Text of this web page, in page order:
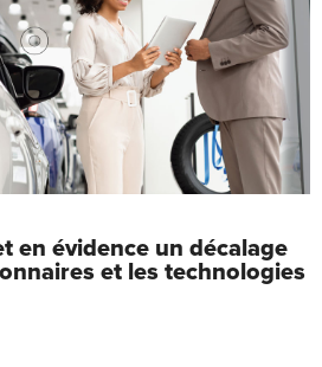
en évidence un décalage
et les technologies